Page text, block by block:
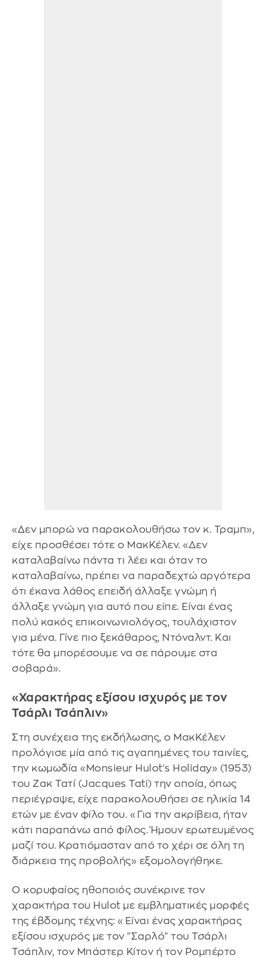
«Δεν μπορώ να παρακολουθήσω τον κ. Τραμπ»,
είχε προσθέσει τότε ο ΜακΚέλεν. «Δεν
καταλαβαίνω πάντα τι λέει και όταν το
καταλαβαίνω, πρέπει να παραδεχτώ αργότερα
ότι έκανα λάθος επειδή άλλαξε γνώμη ή
άλλαξε γνώμη για αυτό που είπε. Είναι ένας
πολύ κακός επικοινωνιολόγος, τουλάχιστον
για μένα. Γίνε πιο ξεκάθαρος, Ντόναλντ. Και
τότε θα μπορέσουμε να σε πάρουμε στα
σοβαρά».
«Χαρακτήρας εξίσου ισχυρός με τον
Τσάρλι Τσάπλιν»
Στη συνέχεια της εκδήλωσης, ο ΜακΚέλεν
προλόγισε μία από τις αγαπημένες του ταινίες,
την κωμωδία «Monsieur Hulot's Holiday» (1953)
του Ζακ Τατί (Jacques Tati) την οποία, όπως
περιέγραψε, είχε παρακολουθήσει σε ηλικία 14
ετών με έναν φίλο του. «Για την ακρίβεια, ήταν
κάτι παραπάνω από φίλος. Ήμουν ερωτευμένος
μαζί του. Κρατιόμασταν από το χέρι σε όλη τη
διάρκεια της προβολής» εξομολογήθηκε.
Ο κορυφαίος ηθοποιός συνέκρινε τον
χαρακτήρα του Hulot με εμβληματικές μορφές
της έβδομης τέχνης: «Είναι ένας χαρακτήρας
εξίσου ισχυρός με τον "Σαρλό" του Τσάρλι
Τσάπλιν, τον Μπάστερ Κίτον ή τον Ρομπέρτο